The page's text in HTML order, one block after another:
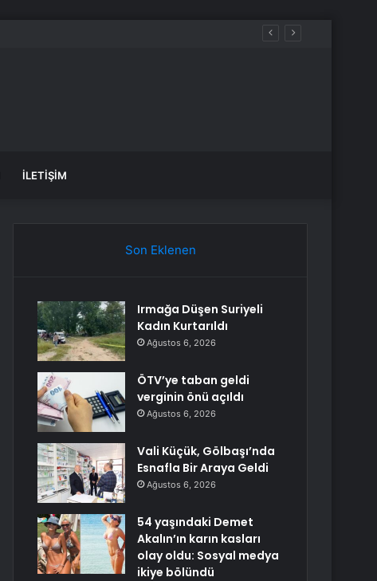
İLETIŞIM
Son Eklenen
Irmağa Düşen Suriyeli
Kadın Kurtarıldı
Ağustos 6, 2026
ÖTV’ye taban geldi
verginin önü açıldı
Ağustos 6, 2026
Vali Küçük, Gölbaşı’nda
Esnafla Bir Araya Geldi
Ağustos 6, 2026
54 yaşındaki Demet
Akalın’ın karın kasları
olay oldu: Sosyal medya
ikiye bölündü